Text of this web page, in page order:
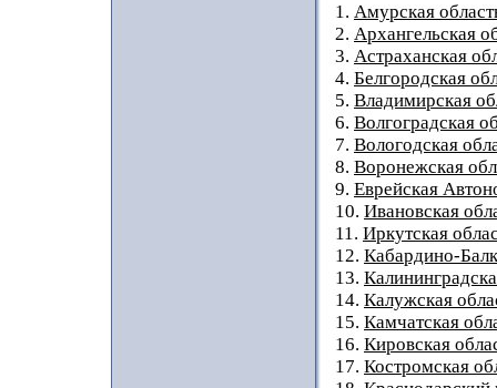
1. Амурская
2. Архангельская
3. Астраханская
4. Белгородская
5. Владимирская
6. Волгоградская
7. Вологодская
8. Воронежская
9. Еврейская
10. Ивановская
11. Иркутская
12. Кабардино-
13.
14. Калужская
15. Камчатская
16. Кировская
17. Костромская